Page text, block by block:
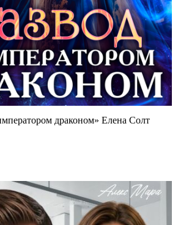
драконом» Елена Солт